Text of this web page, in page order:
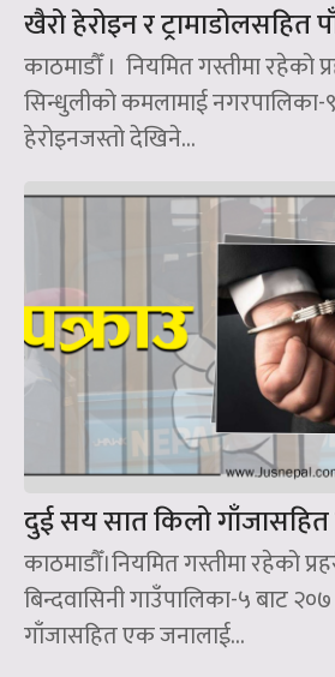
खैरो हेरोइन र ट्रामाडोलसहित
काठमाडौँ । नियमित गस्तीमा रहेको
सिन्धुलीको कमलामाई नगरपालिका-
हेरोइनजस्तो देखिने...
दुई सय सात किलो
काठमाडौँ।नियमित गस्तीमा रहेको
बिन्दवासिनी गाउँपालिका-५ बाट
गाँजासहित एक जनालाई...